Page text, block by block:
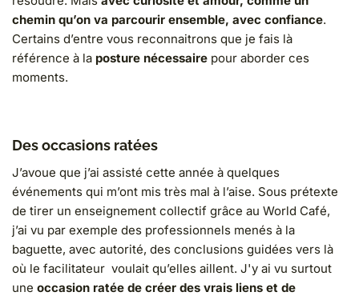
chemin qu’on va parcourir ensemble, avec confiance.
Certains d’entre vous reconnaitrons que je fais là
référence à la posture nécessaire pour aborder ces
moments.
Des occasions ratées
J’avoue que j’ai assisté cette année à quelques
événements qui m’ont mis très mal à l’aise. Sous prétexte
de tirer un enseignement collectif grâce au World Café,
j’ai vu par exemple des professionnels menés à la
baguette, avec autorité, des conclusions guidées vers là
où le facilitateur voulait qu’elles aillent. J'y ai vu surtout
une occasion ratée de créer des vrais liens et de